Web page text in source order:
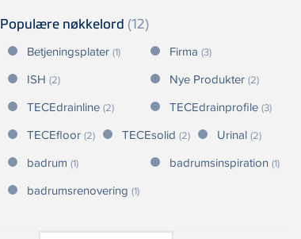
Populære nøkkelord (12)
Betjeningsplater (1) Firma (3)
ISH (2) Nye Produkter (2)
TECEdrainline (2) TECEdrainprofile (3)
TECEfloor (2) TECEsolid (2) Urinal (2)
badrum (1) badrumsinspiration (1)
badrumsrenovering (1)